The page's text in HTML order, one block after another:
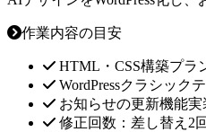
作業内容の目安
HTML・CSS構築プラ
WordPressクラシック
お知らせの更新機能実
修正回数：差し替え2